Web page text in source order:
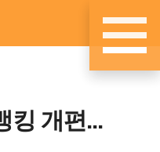
킹 개편...